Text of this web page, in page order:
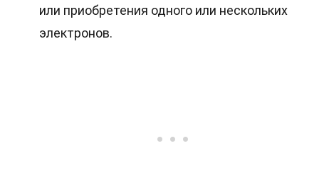
или приобретения одного или нескольких
электронов.